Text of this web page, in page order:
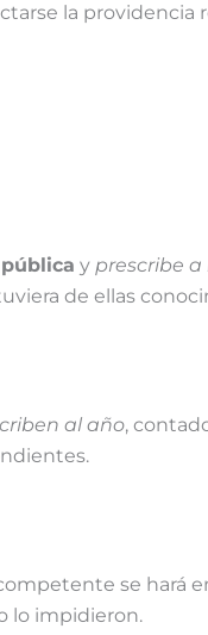
la providencia
pública y prescribe a
de ellas
al año,
se hará
lo impidieron.